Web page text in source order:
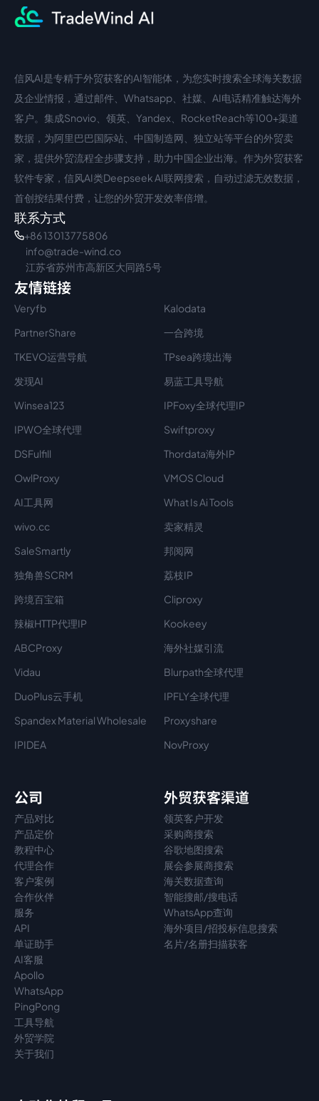
中文入口
信风AI是专精于外贸获客的AI智能体，为您实时搜索全球海关数据
及企业情报，通过邮件、Whatsapp、社媒、AI电话精准触达海外
客户。集成Snovio、领英、Yandex、RocketReach等100+渠道
数据，为阿里巴巴国际站、中国制造网、独立站等平台的外贸卖
家，提供外贸流程全步骤支持，助力中国企业出海。作为外贸获客
软件专家，信风AI类Deepseek AI联网搜索，自动过滤无效数据，
首创按结果付费，让您的外贸开发效率倍增。
联系方式
+86 13013775806
info@trade-wind.co
江苏省苏州市高新区大同路5号
友情链接
Veryfb
Kalodata
PartnerShare
一合跨境
TKEVO运营导航
TPsea跨境出海
发现AI
易蓝工具导航
Winsea123
IPFoxy全球代理IP
IPWO全球代理
Swiftproxy
DSFulfill
Thordata海外IP
OwlProxy
VMOS Cloud
AI工具网
What Is Ai Tools
wivo.cc
卖家精灵
SaleSmartly
邦阅网
独角兽SCRM
荔枝IP
跨境百宝箱
Cliproxy
辣椒HTTP代理IP
Kookeey
ABCProxy
海外社媒引流
Vidau
Blurpath全球代理
DuoPlus云手机
IPFLY全球代理
Spandex Material Wholesale​
Proxyshare
IPIDEA
NovProxy
公司
产品对比
产品定价
教程中心
代理合作
客户案例
合作伙伴
服务
API
单证助手
AI客服
Apollo
WhatsApp
PingPong
工具导航
外贸学院
关于我们
外贸获客渠道
领英客户开发
采购商搜索
谷歌地图搜索
展会参展商搜索
海关数据查询
智能搜邮/搜电话
WhatsApp查询
海外项目/招投标信息搜索
名片/名册扫描获客